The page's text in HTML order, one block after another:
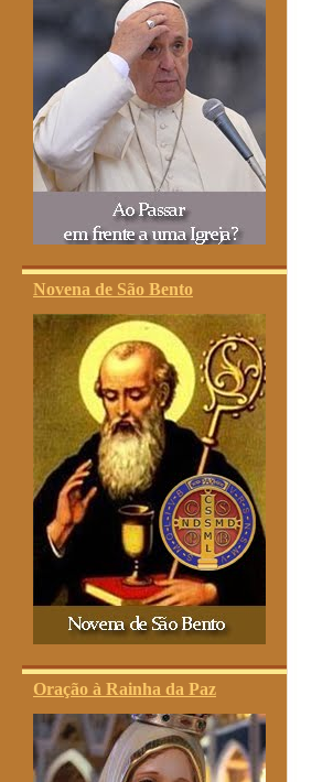
Novena de São Bento
Oração à Rainha da Paz